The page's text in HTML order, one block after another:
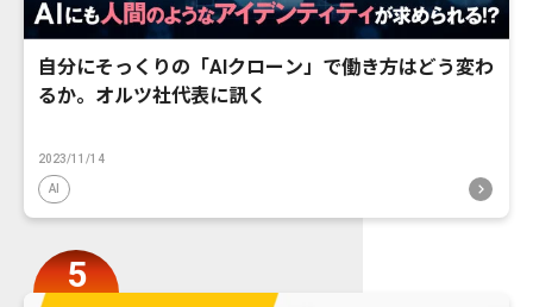
自分にそっくりの「AIクローン」で働き方はどう変わ
るか。オルツ社代表に訊く
2023/11/14
AI